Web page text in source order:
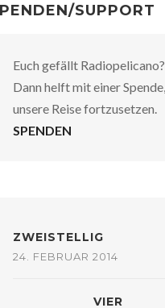
SUPPORT
Euch gefällt Radiopelicano?
Dann helft mit einer Spende,
unsere Reise fortzusetzen.
SPENDEN
ZWEISTELLIG
24. FEBRUAR 2014
VIER